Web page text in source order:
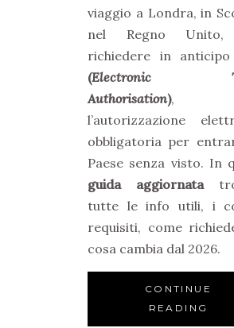
viaggio a Londra, in
nel Regno Unito,
richiedere in anticipo
(Electronic
Authorisation),
l’autorizzazione
obbligatoria per
Paese senza visto. In
guida aggiornata
tutte le info utili, i
requisiti, come
cosa cambia dal 2026.
CONTINUE
READING